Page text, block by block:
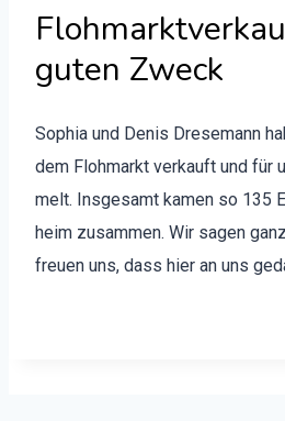
guten Zweck
Sophia und Denis Drese­mann
dem Flohmarkt verkauft und für
melt. Ins­ge­samt kamen so 135
heim zusam­men. Wir sagen
freuen uns, dass hier an uns